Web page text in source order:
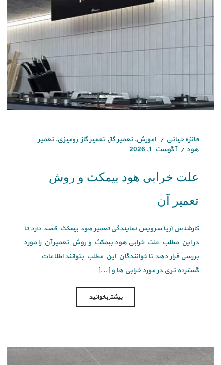
فائزه حیاتی آموزش, تعمیر گاز, تعمیر گاز رومیزی, تعمیر
هود
آگوست 1, 2026
علت خرابی هود بیمکث و روش
تعمیر آن
کارشناس آریا سرویس نمایندگی تعمیر هود بیمکث قصد دارد تا
در این مطلب علت خرابی هود بیمکث و روش تعمیر آن را مورد
بررسی قرار دهد تا خوانندگان این مطلب بتوانند اطلاعات
گسترده تری در مورد خرابی ها و [...]
بیشتر بخوانید